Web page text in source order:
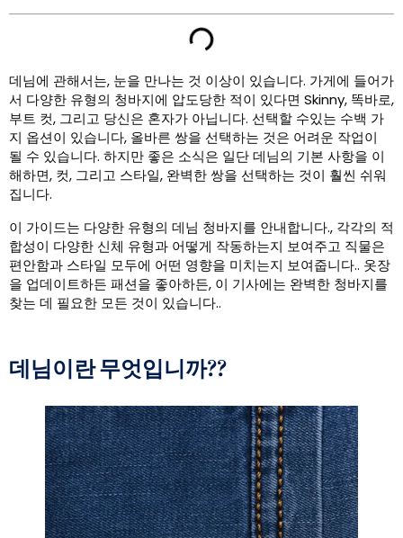
데님에 관해서는, 눈을 만나는 것 이상이 있습니다. 가게에 들어가
서 다양한 유형의 청바지에 압도당한 적이 있다면 Skinny, 똑바로,
부트 컷, 그리고 당신은 혼자가 아닙니다. 선택할 수있는 수백 가
지 옵션이 있습니다, 올바른 쌍을 선택하는 것은 어려운 작업이
될 수 있습니다. 하지만 좋은 소식은 일단 데님의 기본 사항을 이
해하면, 컷, 그리고 스타일, 완벽한 쌍을 선택하는 것이 훨씬 쉬워
집니다.
이 가이드는 다양한 유형의 데님 청바지를 안내합니다., 각각의 적
합성이 다양한 신체 유형과 어떻게 작동하는지 보여주고 직물은
편안함과 스타일 모두에 어떤 영향을 미치는지 보여줍니다.. 옷장
을 업데이트하든 패션을 좋아하든, 이 기사에는 완벽한 청바지를
찾는 데 필요한 모든 것이 있습니다..
데님이란 무엇입니까??